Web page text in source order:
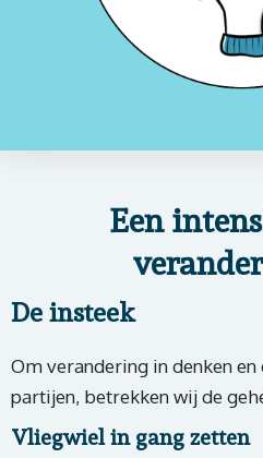
Een
De insteek
Om verandering in denken
partijen, betrekken wij de
Vliegwiel in gang zetten